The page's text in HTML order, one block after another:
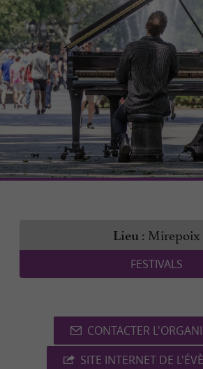
Lieu : Mirepoix
FESTIVALS
CONTACTER
SITE INTERNET DE